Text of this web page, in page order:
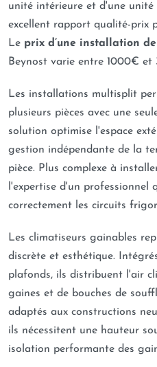
unité intérieure et d'une
excellent rapport qualité-prix
Le prix d’une installation
Beynost varie entre 1000€ et
Les installations multisplit
plusieurs pièces avec une
solution optimise l'espace
gestion indépendante de la
pièce. Plus complexe à
l'expertise d'un professionnel
correctement les circuits
Les climatiseurs gainables
discrète et esthétique.
plafonds, ils distribuent l'air
gaines et de bouches de
adaptés aux constructions
ils nécessitent une hauteur
isolation performante des